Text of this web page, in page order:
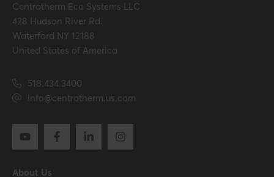
Centrotherm Eco Systems LLC
428 Hudson River Rd.
Waterford NY 12188
United States of America
518.434.3400
info@centrotherm.us.com
About Us